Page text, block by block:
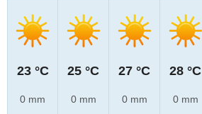
23 °C
0 mm
25 °C
0 mm
27 °C
0 mm
28 °C
0 mm